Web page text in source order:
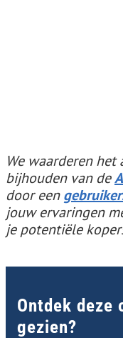
We waarderen
bijhouden van de
door een
jouw ervaringen
je potentiële
Ontdek deze
gezien?